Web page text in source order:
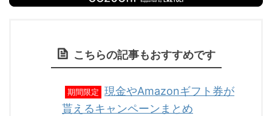
こちらの記事もおすすめです
期間限定
現金やAmazonギフト券が
貰えるキャンペーンまとめ